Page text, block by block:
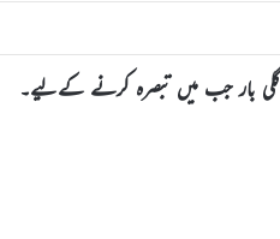
بار جب میں تبصرہ کرنے کےلیے۔